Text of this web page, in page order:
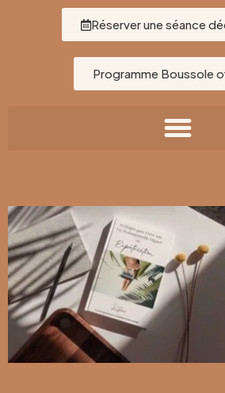
Réserver une séance
Programme Boussole